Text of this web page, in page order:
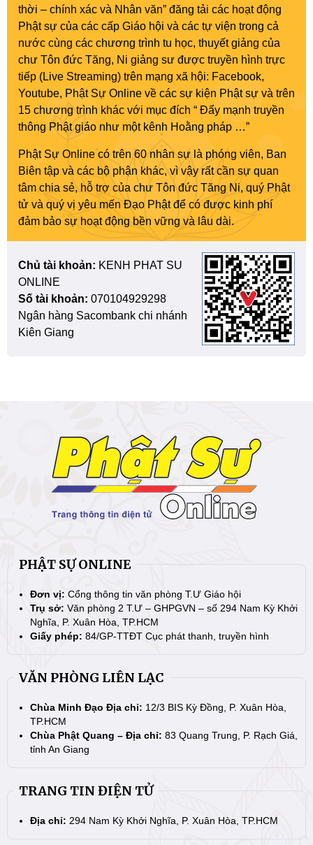
thời – chính xác và Nhân văn” đăng tải các hoạt động
Phật sự của các cấp Giáo hội và các tự viện trong cả
nước cùng các chương trình tu học, thuyết giảng của
chư Tôn đức Tăng, Ni giảng sư được truyền hình trực
tiếp (Live Streaming) trên mạng xã hội: Facebook,
Youtube, Phật Sự Online về các sự kiện Phật sự và trên
15 chương trình khác với mục đích “ Đẩy mạnh truyền
thông Phật giáo như một kênh Hoằng pháp …”
Phật Sự Online có trên 60 nhân sự là phóng viên, Ban
Biên tập và các bộ phận khác, vì vậy rất cần sự quan
tâm chia sẻ, hỗ trợ của chư Tôn đức Tăng Ni, quý Phật
tử và quý vị yêu mến Đạo Phật để có được kinh phí
đảm bảo sự hoạt động bền vững và lâu dài.
Chủ tài khoản: KENH PHAT SU
ONLINE
Số tài khoản: 070104929298
Ngân hàng Sacombank chi nhánh
Kiên Giang
PHẬT SỰ ONLINE
Đơn vị: Cổng thông tin văn phòng T.Ư Giáo hội
Trụ sở: Văn phòng 2 T.Ư – GHPGVN – số 294 Nam Kỳ Khởi
Nghĩa, P. Xuân Hòa, TP.HCM
Giấy phép: 84/GP-TTĐT Cục phát thanh, truyền hình
VĂN PHÒNG LIÊN LẠC
Chùa Minh Đạo Địa chỉ: 12/3 BIS Kỳ Đồng, P. Xuân Hòa,
TP.HCM
Chùa Phật Quang – Địa chỉ: 83 Quang Trung, P. Rạch Giá,
tỉnh An Giang
TRANG TIN ĐIỆN TỬ
Địa chỉ: 294 Nam Kỳ Khởi Nghĩa, P. Xuân Hòa, TP.HCM